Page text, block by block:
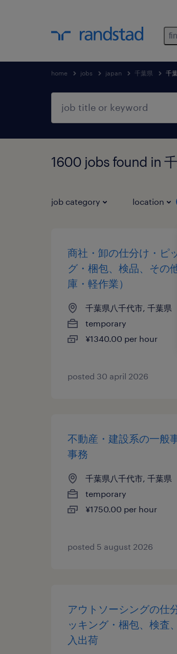
home jobs japan 千葉県 千
1600 jobs found in
job category location
商社・卸の仕分け・ピ
グ・梱包、検品、その
庫・軽作業）
千葉県八千代市, 千葉県
temporary
¥1340.00 per hour
posted 30 april 2026
不動産・建設系の一般
事務
千葉県八千代市, 千葉県
temporary
¥1750.00 per hour
posted 5 august 2026
アウトソーシングの仕
ッキング・梱包、検査
入出荷